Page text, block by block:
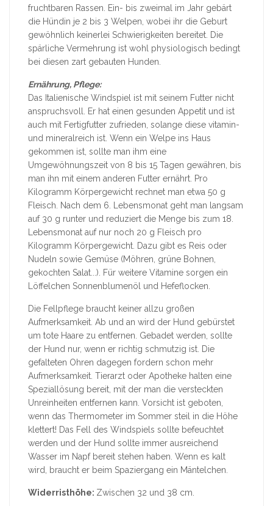
fruchtbaren Rassen. Ein- bis zweimal im Jahr gebärt
die Hündin je 2 bis 3 Welpen, wobei ihr die Geburt
gewöhnlich keinerlei Schwierigkeiten bereitet. Die
spärliche Vermehrung ist wohl physiologisch bedingt
bei diesen zart gebauten Hunden.
Ernährung, Pflege:
Das Italienische Windspiel ist mit seinem Futter nicht
anspruchsvoll. Er hat einen gesunden Appetit und ist
auch mit Fertigfutter zufrieden, solange diese vitamin-
und mineralreich ist. Wenn ein Welpe ins Haus
gekommen ist, sollte man ihm eine
Umgewöhnungszeit von 8 bis 15 Tagen gewähren, bis
man ihn mit einem anderen Futter ernährt. Pro
Kilogramm Körpergewicht rechnet man etwa 50 g
Fleisch. Nach dem 6. Lebensmonat geht man langsam
auf 30 g runter und reduziert die Menge bis zum 18.
Lebensmonat auf nur noch 20 g Fleisch pro
Kilogramm Körpergewicht. Dazu gibt es Reis oder
Nudeln sowie Gemüse (Möhren, grüne Bohnen,
gekochten Salat...). Für weitere Vitamine sorgen ein
Löffelchen Sonnenblumenöl und Hefeflocken.
Die Fellpflege braucht keiner allzu großen
Aufmerksamkeit. Ab und an wird der Hund gebürstet
um tote Haare zu entfernen. Gebadet werden, sollte
der Hund nur, wenn er richtig schmutzig ist. Die
gefalteten Ohren dagegen fordern schon mehr
Aufmerksamkeit. Tierarzt oder Apotheke halten eine
Speziallösung bereit, mit der man die versteckten
Unreinheiten entfernen kann. Vorsicht ist geboten,
wenn das Thermometer im Sommer steil in die Höhe
klettert! Das Fell des Windspiels sollte befeuchtet
werden und der Hund sollte immer ausreichend
Wasser im Napf bereit stehen haben. Wenn es kalt
wird, braucht er beim Spaziergang ein Mäntelchen.
Widerristhöhe: Zwischen 32 und 38 cm.